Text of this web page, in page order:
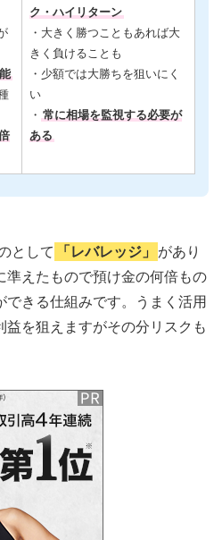
ク・ハイリターン
・大きく勝つこともあれば大
きく負けることも
・少額では大勝ちを狙いにく
い
・ 常に相場を監視する必要が
ある
として 「レバレッジ」
があり
準えたもので預け金の何倍もの
きる仕組みです。うまく活用
益を狙えますがその分リスクも